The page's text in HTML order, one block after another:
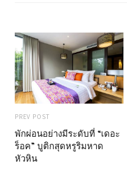
PREV POST
พักผ่อนอย่างมีระดับที่ “เดอะ
ร็อค” บูติกสุดหรูริมหาด
หัวหิน